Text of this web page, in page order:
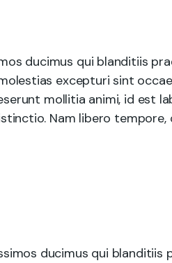
ducimus qui blanditiis
excepturi sint
mollitia animi, id est
Nam libero tempore,
ducimus qui blanditiis